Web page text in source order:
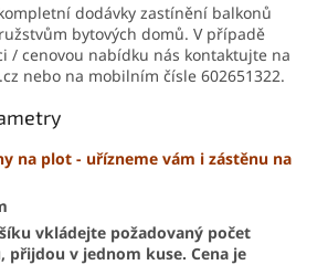
dodávky zastínění balkonů
bytových domů. V případě
/ cenovou nabídku nás kontaktujte na
nebo na mobilním čísle 602651322.
na plot - uřízneme vám i zástěnu na
vkládejte požadovaný počet
přijdou v jednom kuse. Cena je